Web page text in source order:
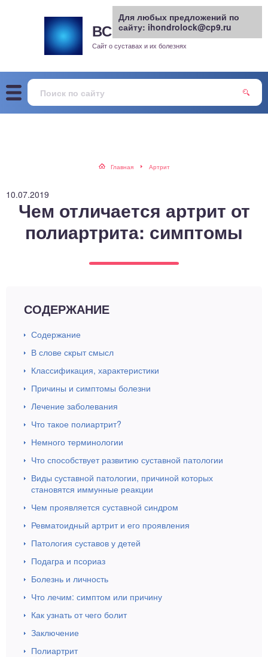
ВСЕ О СУСТАВАХ.РУ
Сайт о суставах и их болезнях
Главная Артрит
10.07.2019
Чем отличается артрит от
полиартрита: симптомы
СОДЕРЖАНИЕ
Содержание
В слове скрыт смысл
Классификация, характеристики
Причины и симптомы болезни
Лечение заболевания
Что такое полиартрит?
Немного терминологии
Что способствует развитию суставной патологии
Виды суставной патологии, причиной которых
становятся иммунные реакции
Чем проявляется суставной синдром
Ревматоидный артрит и его проявления
Патология суставов у детей
Подагра и псориаз
Болезнь и личность
Что лечим: симптом или причину
Как узнать от чего болит
Заключение
Полиартрит
Для любых предложений по
сайту: ihondrolock@cp9.ru
сустав